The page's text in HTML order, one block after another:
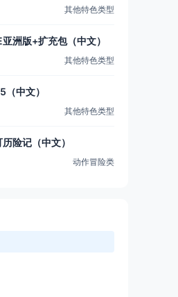
其他特色类型
洲版+扩充包（中文）
其他特色类型
中文）
其他特色类型
险记（中文）
动作冒险类